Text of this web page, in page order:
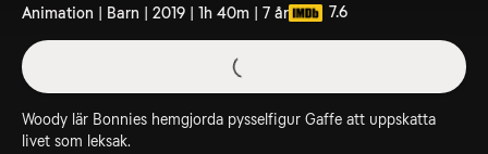
Animation | Barn | 2019 | 1h 40m | 7 år 7.6
Woody lär Bonnies hemgjorda pysselfigur Gaffe att uppskatta
livet som leksak.